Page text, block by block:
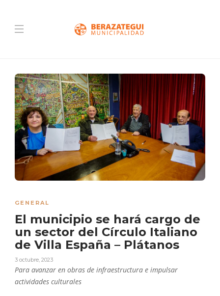
GENERAL
El municipio se hará cargo de
un sector del Círculo Italiano
de Villa España – Plátanos
3 octubre, 2023
Para avanzar en obras de infraestructura e impulsar
actividades culturales